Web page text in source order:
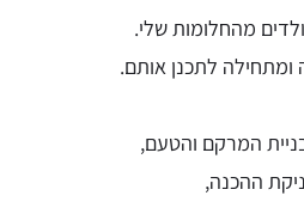
מהחלומות שלי.
ומתחילה לתכנן אותם.
המרקם והטעם,
ההכנה,